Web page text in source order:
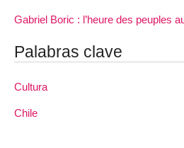
Gabriel Boric : l’heure des peuples
Palabras clave
Cultura
Chile